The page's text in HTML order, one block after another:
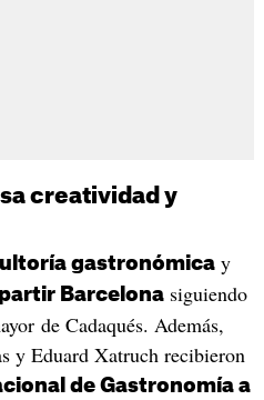
creatividad y
gastronómicay
Barcelonasiguiendo
de Cadaqués. Además,
y Eduard Xatruch recibieron
de Gastronomía a